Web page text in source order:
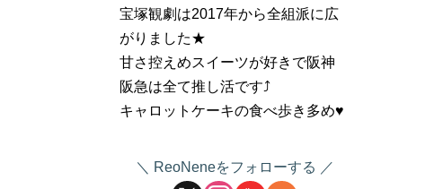
宝塚観劇は2017年から全組派に広
がりました★
甘さ控えめスイーツが好きで阪神
阪急は全て推し活です⤴
キャロットケーキの食べ歩き多め♥
ReoNeneをフォローする